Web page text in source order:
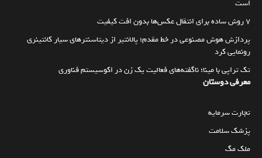
است
۷ روش ساده برای انتقال عکس‌ها بدون افت کیفیت
پردازش هوش مصنوعی در خط مقدم؛ پالانتیر از دیتاسنترهای سیار کانتینری
رونمایی کرد
تک تراپی با مینا؛ ناگفته‌های فعالیت یک زن در اکوسیستم فناوری
معرفی دوستان
تجارت سرمایه
پزشک سلامت
ملک مگ